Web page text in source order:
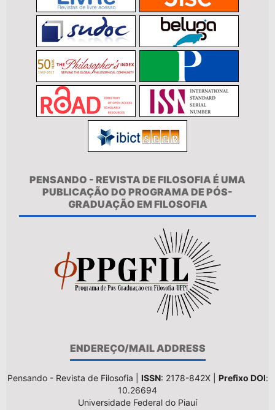
PENSANDO - REVISTA DE FILOSOFIA É UMA
PUBLICAÇÃO DO PROGRAMA DE PÓS-
GRADUAÇÃO EM FILOSOFIA
ENDEREÇO/MAIL ADDRESS
Pensando - Revista de Filosofia | ISSN: 2178-842X | Prefixo DOI:
10.26694
Universidade Federal do Piauí